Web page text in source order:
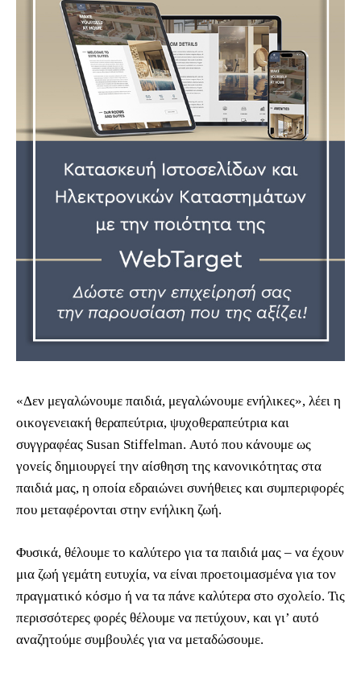
«Δεν μεγαλώνουμε παιδιά, μεγαλώνουμε ενήλικες», λέει η
οικογενειακή θεραπεύτρια, ψυχοθεραπεύτρια και
συγγραφέας Susan Stiffelman. Αυτό που κάνουμε ως
γονείς δημιουργεί την αίσθηση της κανονικότητας στα
παιδιά μας, η οποία εδραιώνει συνήθειες και συμπεριφορές
που μεταφέρονται στην ενήλικη ζωή.
Φυσικά, θέλουμε το καλύτερο για τα παιδιά μας – να έχουν
μια ζωή γεμάτη ευτυχία, να είναι προετοιμασμένα για τον
πραγματικό κόσμο ή να τα πάνε καλύτερα στο σχολείο. Τις
περισσότερες φορές θέλουμε να πετύχουν, και γι’ αυτό
αναζητούμε συμβουλές για να μεταδώσουμε.